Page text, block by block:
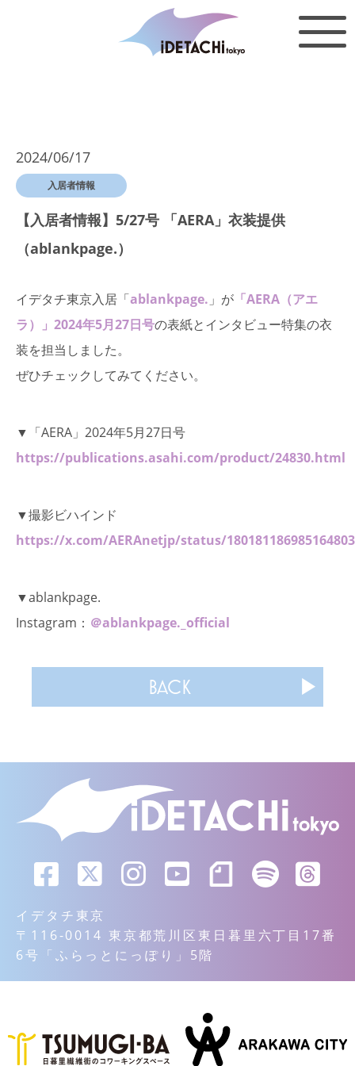
2024/06/17
入居者情報
【入居者情報】5/27号 「AERA」衣装提供
（ablankpage.）
イデタチ東京入居「ablankpage. 」が 「AERA（アエ
ラ）」2024年5月27日号の表紙とインタビュー特集の衣
装を担当しました。
ぜひチェックしてみてください。
▼「AERA」2024年5月27日号
https://publications.asahi.com/product/24830.html
▼撮影ビハインド
https://x.com/AERAnetjp/status/
▼ablankpage.
Instagram： ＠ablankpage._official
BACK
イデタチ東京
〒116-0014 東京都荒川区東日暮里六丁目17番
6号「ふらっとにっぽり」5階